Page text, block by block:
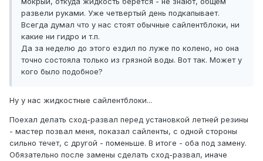
развели руками. Уже четвертый день подкапывает.
Всегда думал что у нас стоят обычные сайлентблоки, ни
какие ни гидро и т.п.
Да за неделю до этого ездил по луже по колено, но она
точно состояла только из грязной воды. Вот так. Может у
кого было подобное?
Ну у нас жидкостные сайлентблоки...
Поехал делать сход-развал перед установкой летней резины
- мастер позвал меня, показал сайленты, с одной стороны
сильно течет, с другой - поменьше. В итоге - оба под замену.
Обязательно после замены сделать сход-развал, иначе